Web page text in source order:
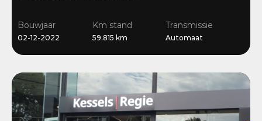
| Blis | CarPlay
Bouwjaar
02-12-2022
Km stand
59.815 km
Transmissie
Automaat